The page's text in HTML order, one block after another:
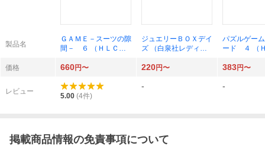
製品名
ＧＡＭＥ－スーツの隙
間－ ６ （ＨＬＣ
ｅ ｐｒｅｓｅｎｔ
ジュエリーＢＯＸデイ
ズ （白泉社レディー
間 美由紀 著
パズルゲー
ード ４ （
ＥＮＴＳ）
価格 660円〜 220円〜 383円〜
レビュー
5.00 (4件)
- -
掲載商品情報の免責事項について